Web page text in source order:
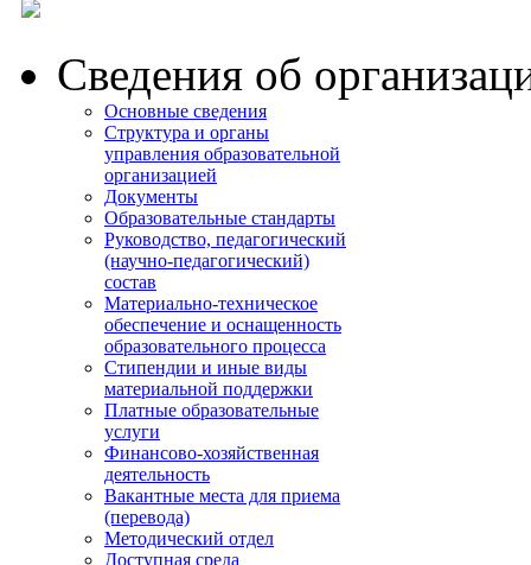
Сведения об
Основные сведения
Структура и органы
управления образовательной
организацией
Документы
Образовательные стандарты
Руководство, педагогический
(научно-педагогический)
состав
Материально-техническое
обеспечение и оснащенность
образовательного процесса
Стипендии и иные виды
материальной поддержки
Платные образовательные
услуги
Финансово-хозяйственная
деятельность
Вакантные места для приема
(перевода)
Методический отдел
Доступная среда